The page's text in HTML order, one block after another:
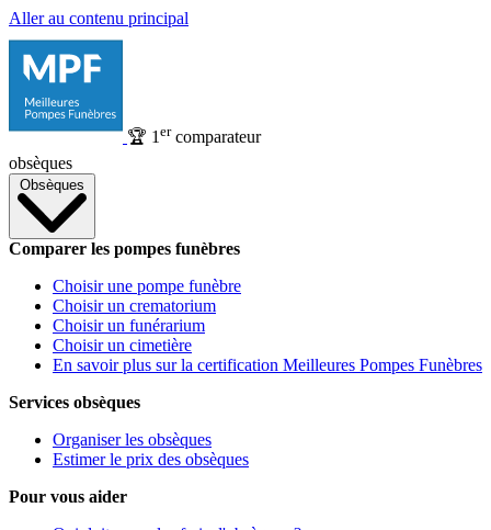
Aller au contenu principal
🏆 1 ercomparateur
obsèques
Obsèques
Comparer les pompes funèbres
Choisir une pompe funèbre
Choisir un crematorium
Choisir un funérarium
Choisir un cimetière
En savoir plus sur la certification Meilleures Pompes Funèbres
Services obsèques
Organiser les obsèques
Estimer le prix des obsèques
Pour vous aider